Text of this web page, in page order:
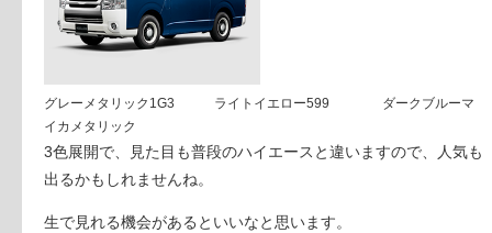
グレーメタリック 1G3 ライトイエロー599 ダークブルーマ
イカメタリック
3色展開で、見た目も普段のハイエースと違いますので、人気も
出るかもしれませんね。
生で見れる機会があるといいなと思います。